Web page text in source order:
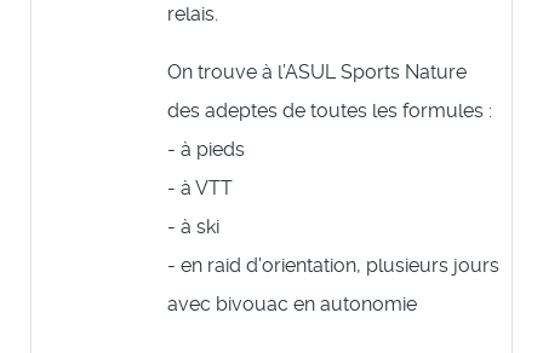
relais.
On trouve à l’ASUL Sports Nature
des adeptes de toutes les formules :
- à pieds
- à VTT
- à ski
- en raid d'orientation, plusieurs jours
avec bivouac en autonomie